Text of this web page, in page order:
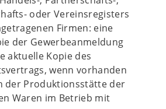
oder Vereinsregisters
Firmen: eine
der Gewerbeanmeldung
aktuelle Kopie des
wenn vorhanden
der Produktionsstätte der
Waren im Betrieb mit